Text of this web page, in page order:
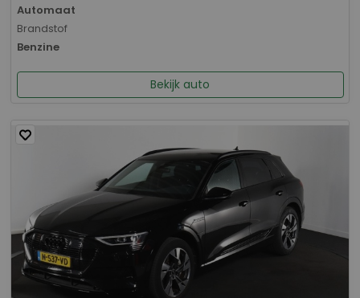
Automaat
Brandstof
Benzine
Bekijk auto